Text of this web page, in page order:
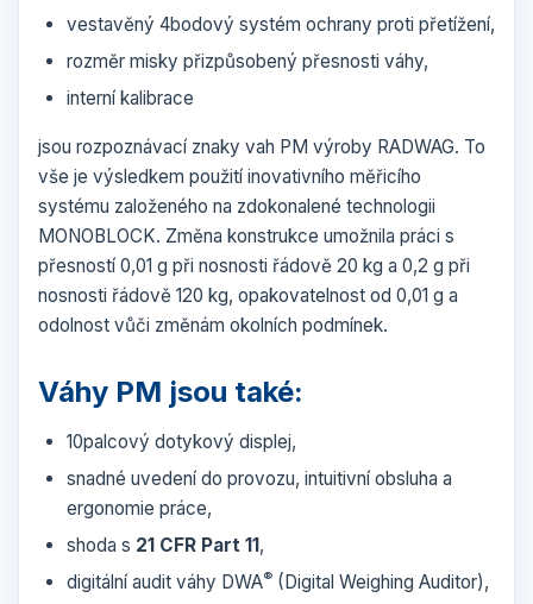
vestavěný 4bodový systém ochrany proti přetížení,
rozměr misky přizpůsobený přesnosti váhy,
interní kalibrace
jsou rozpoznávací znaky vah PM výroby RADWAG. To
vše je výsledkem použití inovativního měřicího
systému založeného na zdokonalené technologii
MONOBLOCK. Změna konstrukce umožnila práci s
přesností 0,01 g při nosnosti řádově 20 kg a 0,2 g při
nosnosti řádově 120 kg, opakovatelnost od 0,01 g a
odolnost vůči změnám okolních podmínek.
Váhy PM jsou také:
10palcový dotykový displej,
snadné uvedení do provozu, intuitivní obsluha a
ergonomie práce,
shoda s 21 CFR Part 11,
digitální audit váhy DWA® (Digital Weighing Auditor),